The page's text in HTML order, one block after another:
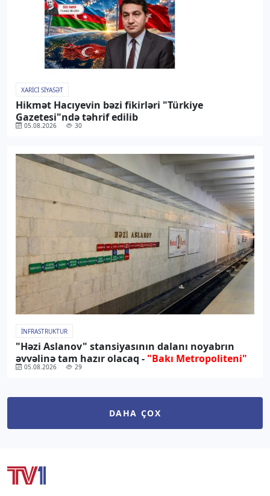
XARICI SIYASƏT
Hikmət Hacıyevin bəzi fikirləri "Türkiye
Gazetesi"ndə təhrif edilib
05.08.2026 30
İNFRASTRUKTUR
"Həzi Aslanov" stansiyasının dalanı noyabrın
əvvəlinə tam hazır olacaq - "Bakı Metropoliteni"
05.08.2026 29
DAHA ÇOX